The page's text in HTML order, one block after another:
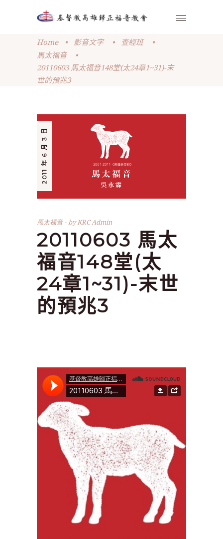
Home • 影音文字 • 查經班
•
馬太福音
•
20110603 馬太福音148堂(太24章1~31)-末
世的預兆3
2011 年 6 月 3 日
馬太福音 byKRC Admin
20110603 馬太
福音148堂(太
24章1~31)-末世
的預兆3